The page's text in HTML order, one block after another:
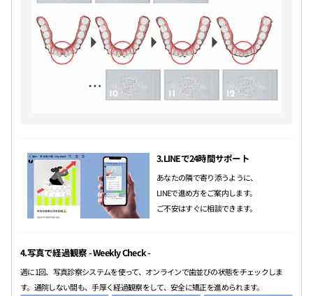
3.LINEで24時間サポート
あなたの隣で寄り添うように、
LINEで進め方をご案内します。
ご不安はすぐに相談できます。
4.写真で経過観察 - Weekly Check -
週に1回、写真診察システムを使って、オンラインで歯並びの状態をチェックしま
す。通院しない間も、手厚く経過観察をして、安全に矯正を進められます。